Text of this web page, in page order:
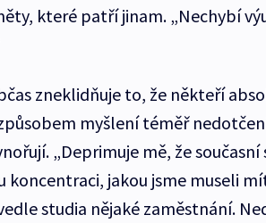
které patří jinam. „Nechybí
zneklidňuje to, že někteří
myšlení téměř
„Deprimuje mě, že
koncentraci, jakou jsme museli
studia nějaké zaměstnání.